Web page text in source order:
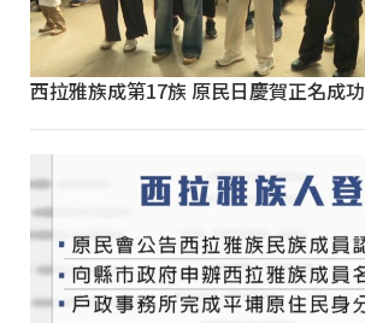
西拉雅族成第17族 原民日慶賀正名成功